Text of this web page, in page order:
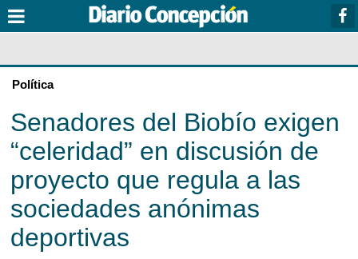
Política
Senadores del Biobío exigen
“celeridad” en discusión de
proyecto que regula a las
sociedades anónimas
deportivas